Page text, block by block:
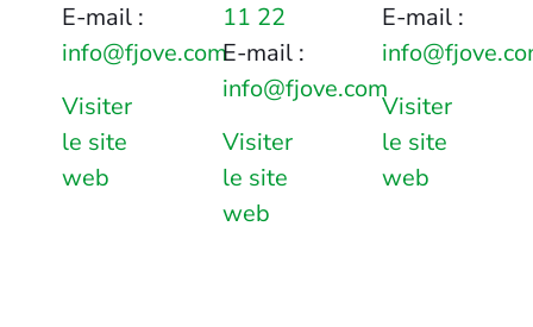
E-mail :
info@fjove.com
Visiter
le site
web
11 22
E-mail :
info@fjove.com
Visiter
le site
web
E-mail :
Visiter
le site
web